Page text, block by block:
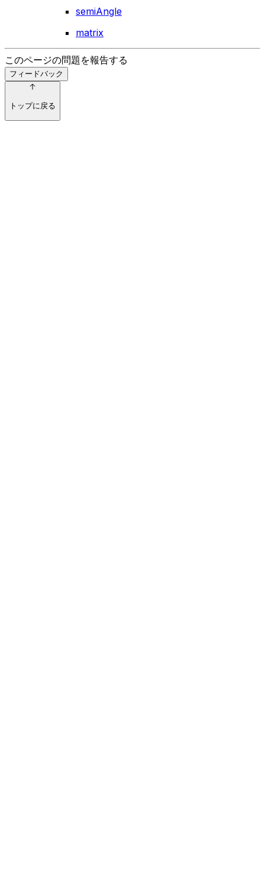
semiAngle
matrix
このページの問題を報告する
フィードバック
トップに戻る